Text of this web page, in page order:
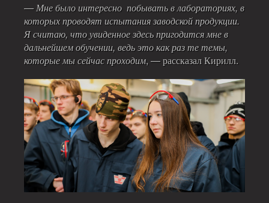
— Мне было интересно побывать в лабораториях, в
которых проводят испытания заводской продукции.
Я считаю, что увиденное здесь пригодится мне в
дальнейшем обучении, ведь это как раз те темы,
которые мы сейчас проходим, — рассказал Кирилл.